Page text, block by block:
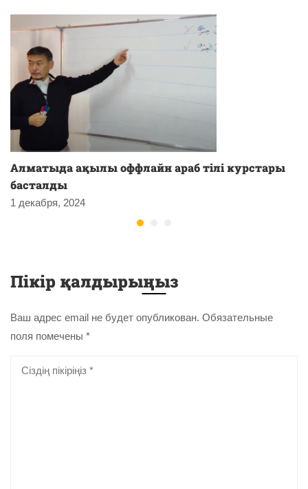
Алматыда ақылы оффлайн араб тілі курстары
басталды
1 декабря, 2024
Пікір қалдырыңыз
Ваш адрес email не будет опубликован. Обязательные
поля помечены *